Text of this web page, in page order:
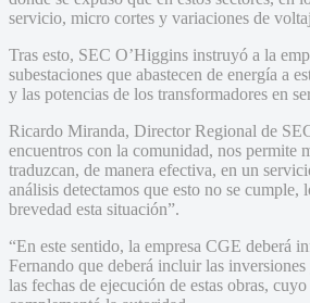
servicio, micro cortes y variaciones de
Tras esto, SEC O’Higgins instruyó a la
subestaciones que abastecen de energía a
y las potencias de los transformadores en
Ricardo Miranda, Director Regional de
encuentros con la comunidad, nos permite
traduzcan, de manera efectiva, en un
análisis detectamos que esto no se cumple,
brevedad esta situación”.
“En este sentido, la empresa CGE deberá
Fernando que deberá incluir las
las fechas de ejecución de estas obras,